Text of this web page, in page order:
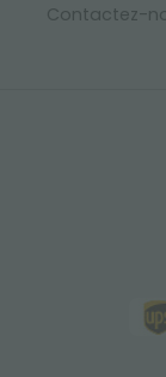
Contactez-